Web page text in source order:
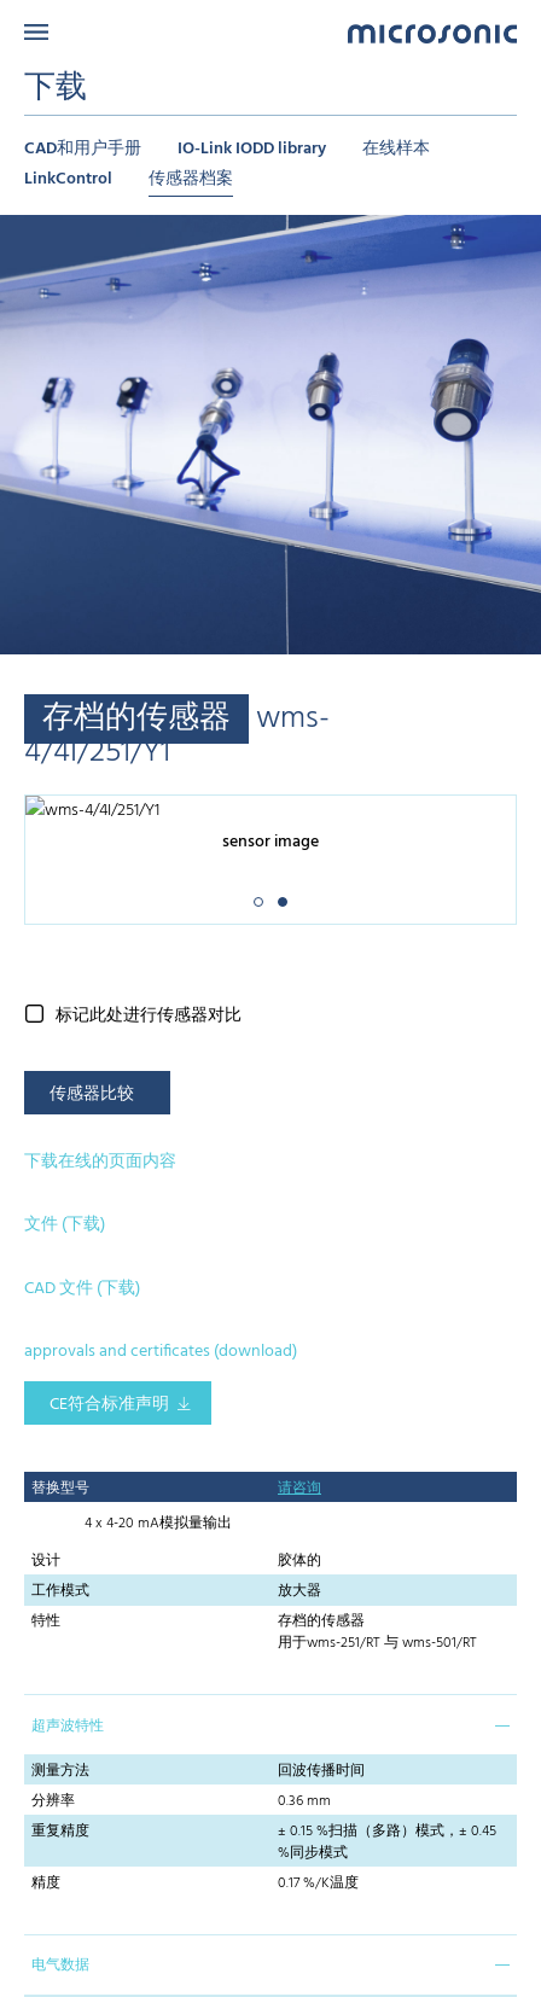
下载
CAD和用户手册 IO-Link IODD library
在线样本
LinkControl
传感器档案
存档的传感器 wms-
4/4I/251/Y1
sensor image
标记此处进行传感器对比
传感器比较
下载在线的页面内容
文件 (下载)
CAD 文件 (下载)
approvals and certificates (download)
CE符合标准声明
替换型号
请咨询
4 x 4-20 mA模拟量输出
设计
胶体的
工作模式
放大器
特性
存档的传感器
用于wms-251/RT 与 wms-501/RT
超声波特性
测量方法
回波传播时间
分辨率
0.36 mm
重复精度
± 0.15 %扫描（多路）模式，± 0.45
%同步模式
精度
0.17 %/K温度
电气数据